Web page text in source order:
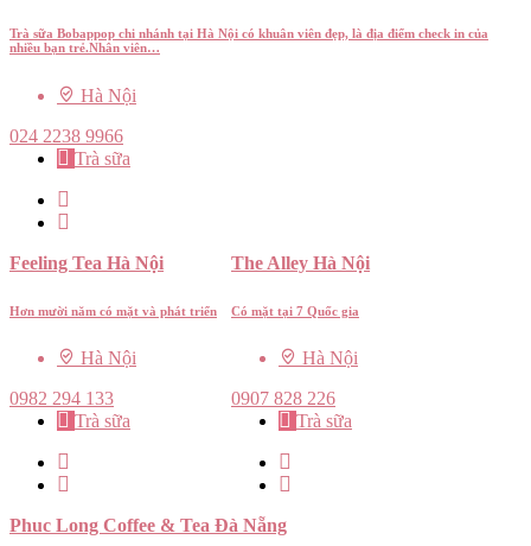
Trà sữa Bobappop chi nhánh tại Hà Nội có khuân viên đẹp, là địa điểm check in của
nhiều bạn trẻ.Nhân viên…
Hà Nội
024 2238 9966
Trà sữa
Feeling Tea Hà Nội
Hơn mười năm có mặt và phát triển
Hà Nội
0982 294 133
Trà sữa
The Alley Hà Nội
Có mặt tại 7 Quốc gia
Hà Nội
0907 828 226
Trà sữa
Phuc Long Coffee & Tea Đà Nẵng